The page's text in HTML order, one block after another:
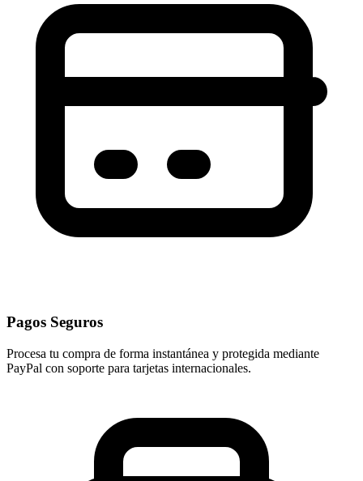
Pagos Seguros
Procesa tu compra de forma instantánea y protegida mediante
PayPal con soporte para tarjetas internacionales.